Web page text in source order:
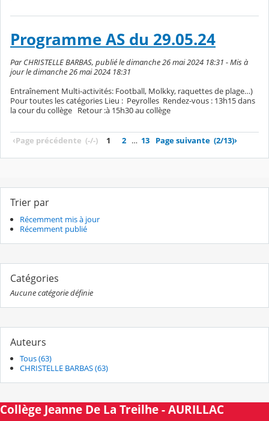
Programme AS du 29.05.24
Par CHRISTELLE BARBAS, publié le dimanche 26 mai 2024 18:31 - Mis à
jour le dimanche 26 mai 2024 18:31
Entraînement Multi-activités: Football, Molkky, raquettes de plage…)
Pour toutes les catégories Lieu : Peyrolles Rendez-vous : 13h15 dans
la cour du collège Retour :à 15h30 au collège
‹Page précédente (-/-) 1 2 … 13 Page suivante (2/13)›
Trier par
Récemment mis à jour
Récemment publié
Catégories
Aucune catégorie définie
Auteurs
Tous (63)
CHRISTELLE BARBAS (63)
Collège Jeanne De La Treilhe - AURILLAC